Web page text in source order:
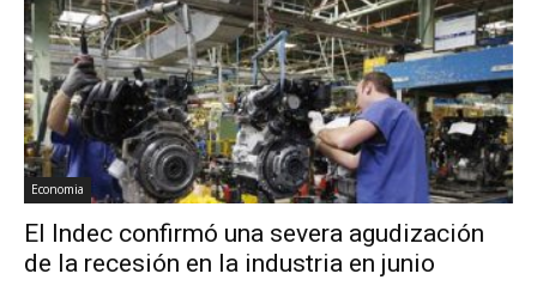
Economia
El Indec confirmó una severa agudización
de la recesión en la industria en junio